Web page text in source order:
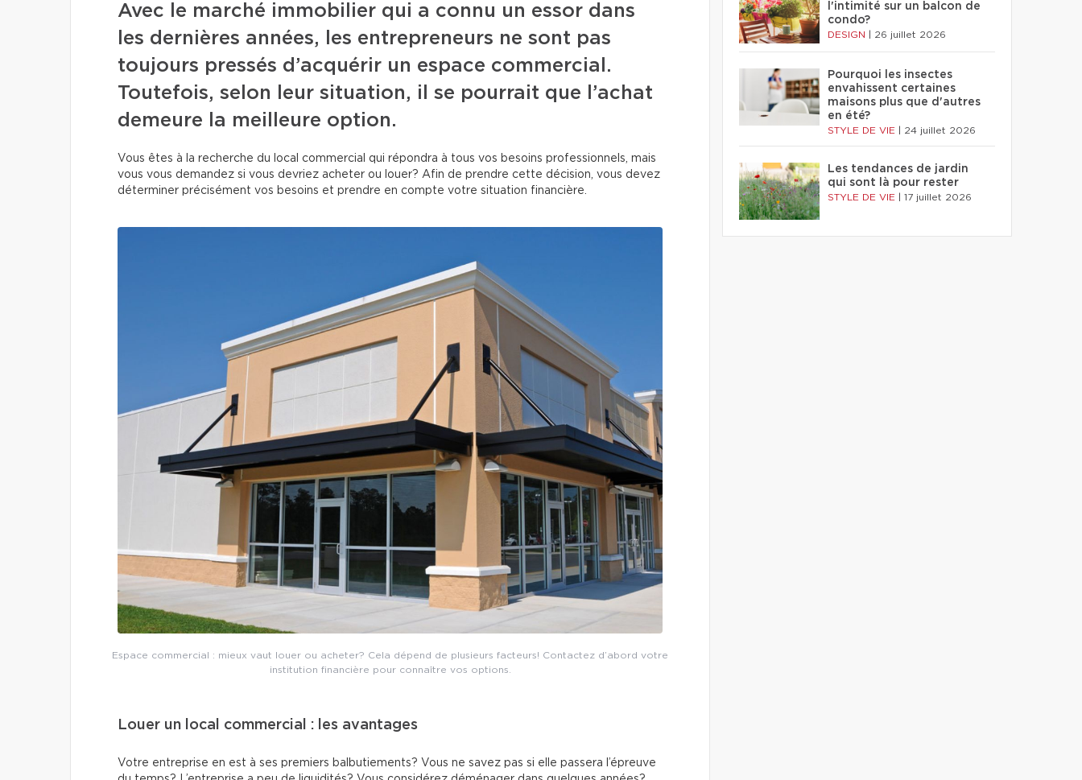
Avec le marché immobilier qui a connu un essor dans
les dernières années, les entrepreneurs ne sont pas
toujours pressés d’acquérir un espace commercial.
Toutefois, selon leur situation, il se pourrait que l’achat
demeure la meilleure option.
Vous êtes à la recherche du local commercial qui répondra à tous vos besoins professionnels, mais
vous vous demandez si vous devriez acheter ou louer? Afin de prendre cette décision, vous devez
déterminer précisément vos besoins et prendre en compte votre situation financière.
Espace commercial : mieux vaut louer ou acheter? Cela dépend de plusieurs facteurs! Contactez d’abord votre
institution financière pour connaître vos options.
Louer un local commercial : les avantages
Votre entreprise en est à ses premiers balbutiements? Vous ne savez pas si elle passera l’épreuve
l'intimité sur un balcon de
condo?
DESIGN 26 juillet 2026
Pourquoi les insectes
envahissent certaines
maisons plus que d'autres
en été?
STYLE DE VIE 24 juillet 2026
Les tendances de jardin
qui sont là pour rester
STYLE DE VIE 17 juillet 2026